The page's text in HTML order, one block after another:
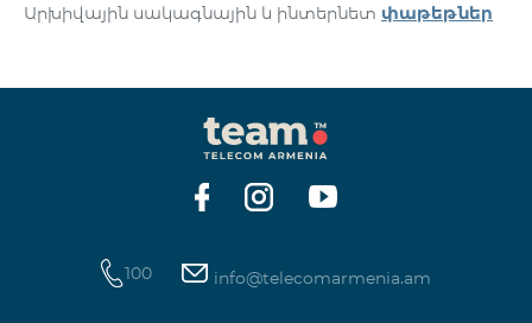
Արխիվային սակագնային և ինտերնետ փաթեթներ
100 info@telecomarmenia.am